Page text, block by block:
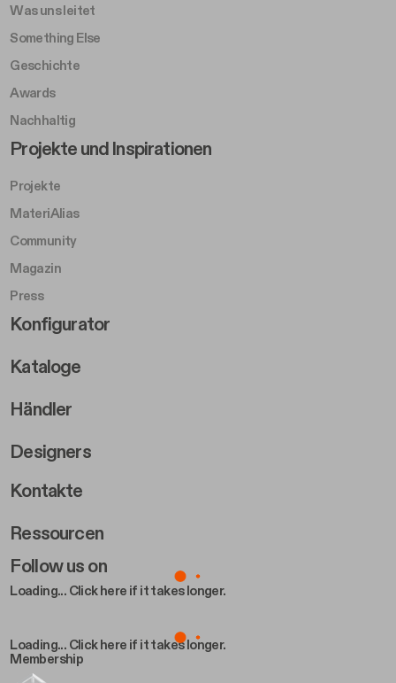
Loading... Click here if it takes longer.
Was uns leitet
Something Else
Geschichte
Awards
Nachhaltig
Follow us on
Loading... Click here if it takes longer.
Footer Left Middle B
Projekte und Inspirationen
Projekte
MateriAlias
Community
Magazin
Press
Footer Right Middle B
Konfigurator
Kataloge
Händler
Designers
Footer Right 2
Kontakte
Ressourcen
Membership